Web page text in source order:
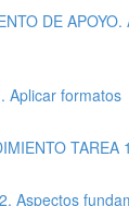
DE
Aplicar formatos
Aspectos